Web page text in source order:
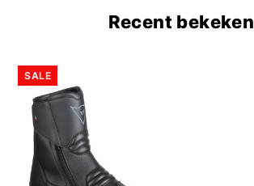
Recent bekeken
SALE